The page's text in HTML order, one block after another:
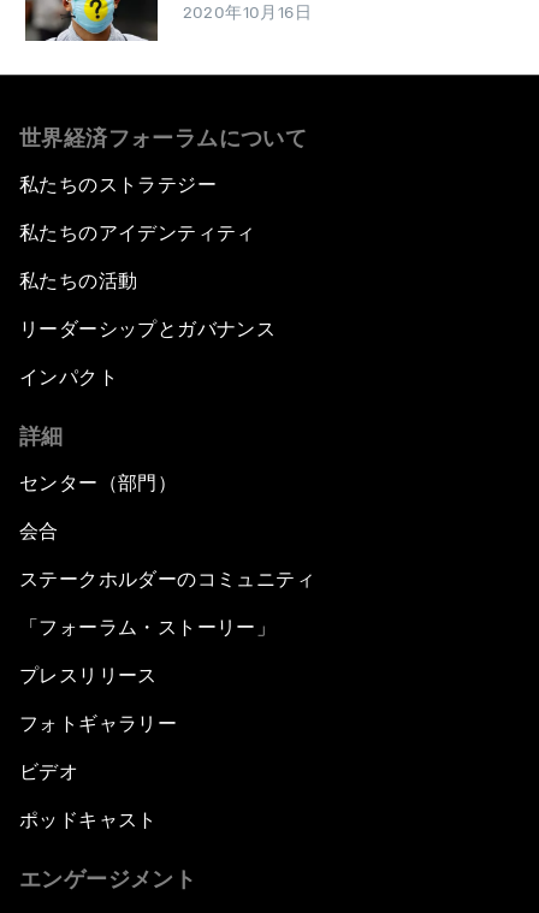
2020年10月16日
世界経済フォーラムについて
私たちのストラテジー
私たちのアイデンティティ
私たちの活動
リーダーシップとガバナンス
インパクト
詳細
センター（部門）
会合
ステークホルダーのコミュニティ
「フォーラム・ストーリー」
プレスリリース
フォトギャラリー
ビデオ
ポッドキャスト
エンゲージメント